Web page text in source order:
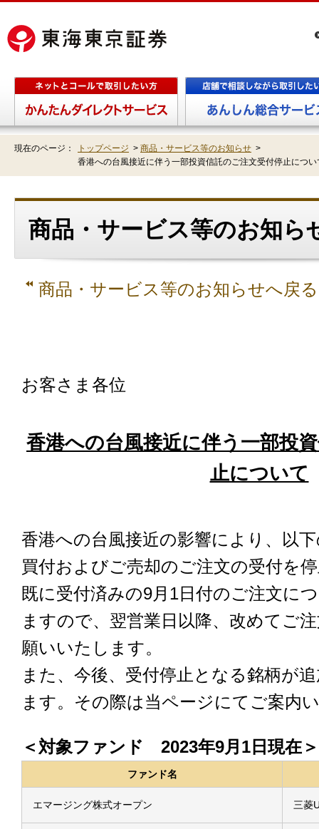
現在のページ： トップページ > 商品・サービス等のお知らせ >
香港への台風接近に伴う一部投資信託のご注文受付停止につい
商品・サービス等のお知ら
商品・サービス等のお知らせへ戻る
お客さま各位
香港への台風接近に伴う一部投
止について
香港への台風接近の影響により、以
買付およびご売却のご注文の受付を
既に受付済みの9月1日付のご注文に
ますので、翌営業日以降、改めてご
願いいたします。
また、今後、受付停止となる銘柄が
ます。その際は当ページにてご案内
＜対象ファンド 2023年9月1日現在＞
ファンド名
エマージング株式オープン 三菱